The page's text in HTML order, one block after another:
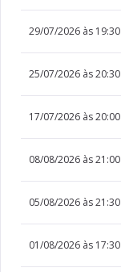
29/07/2026 às 19:30
25/07/2026 às 20:30
17/07/2026 às 20:00
08/08/2026 às 21:00
05/08/2026 às 21:30
01/08/2026 às 17:30